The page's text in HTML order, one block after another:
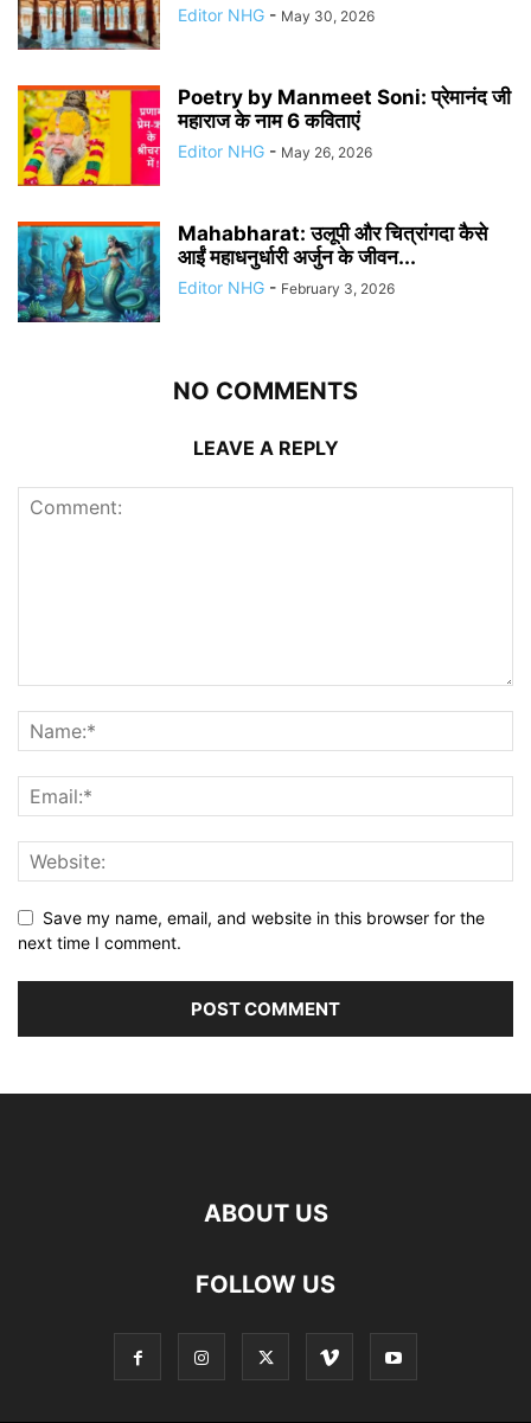
Editor NHG - May 30, 2026
Poetry by Manmeet Soni: प्रेमानंद जी
महाराज के नाम 6 कविताएं
Editor NHG - May 26, 2026
Mahabharat: उलूपी और चित्रांगदा कैसे
आईं महाधनुर्धारी अर्जुन के जीवन...
Editor NHG - February 3, 2026
NO COMMENTS
LEAVE A REPLY
Save my name, email, and website in this browser for the
next time I comment.
ABOUT US
FOLLOW US